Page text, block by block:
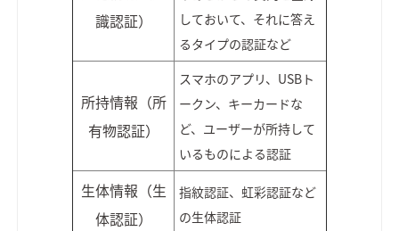
識認証）
しておいて、それに答え
るタイプの認証など
所持情報（所
有物認証）
スマホのアプリ、USBト
ークン、キーカードな
ど、ユーザーが所持して
いるものによる認証
生体情報（生
体認証）
指紋認証、虹彩認証など
の生体認証